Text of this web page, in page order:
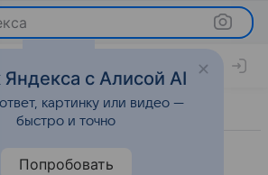
Мода
с Алисой AI
картинку или видео —
быстро и точно
Попробовать